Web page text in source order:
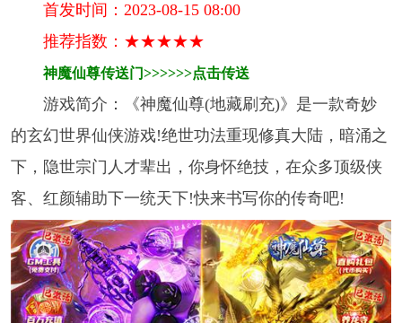
首发时间：2023-08-15 08:00
推荐指数：★★★★★
神魔仙尊传送门>>>>>>点击传送
游戏简介：《神魔仙尊(地藏刷充)》是一款奇妙
的玄幻世界仙侠游戏!绝世功法重现修真大陆，暗涌之
下，隐世宗门人才辈出，你身怀绝技，在众多顶级侠
客、红颜辅助下一统天下!快来书写你的传奇吧!